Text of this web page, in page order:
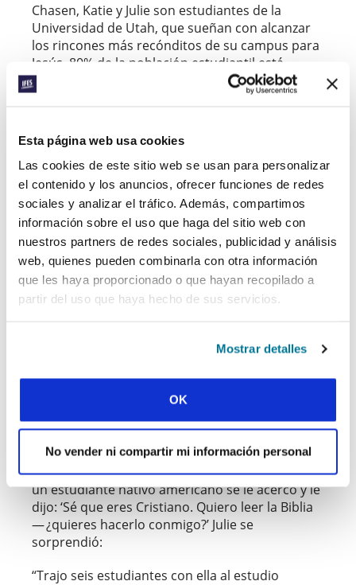
Esta página web usa cookies
Las cookies de este sitio web se usan para personalizar
el contenido y los anuncios, ofrecer funciones de redes
sociales y analizar el tráfico. Además, compartimos
información sobre el uso que haga del sitio web con
nuestros partners de redes sociales, publicidad y análisis
web, quienes pueden combinarla con otra información
que les haya proporcionado o que hayan recopilado a
partir del uso que haya hecho de sus servicios.
Mostrar detalles
OK
No vender ni compartir mi información personal
Chasen, Katie y Julie son estudiantes de la
Universidad de Utah, que sueñan con alcanzar
los rincones más recónditos de su campus para
Jesús. 80% de la población estudiantil está
compuesta por Mormones, el resto son ateos.
Es un terreno duro.
Chasen, un licenciado de Filosofía, y el único
cristiano de su curso, ha estado alcanzado a sus
compañeros de clase ateos y agnósticos. Hace
poco mantuvo un debate con un ateo ante 400
personas, y también ha tenido la oportunidad
de abrir la Biblia con sus amigos.“Cada vez veo
más el amor que Dios tiene por los ateos”,
comparte. “Estaba debatiendo con otro ateo y
me preguntó ‘¿Por qué me sigues hablando de
El corazón de Julie le impulsa a alcanzar a los
estudiantes nativos en el campus. Durante
con estudiar la Biblia con ellos. Pero no estaban
interesados. Sorprendentemente, tras dos años,
un estudiante nativo americano se le acercó y le
dijo: ‘Sé que eres Cristiano. Quiero leer la Biblia
— ¿quieres hacerlo conmigo?’ Julie se
sorprendió:
“Trajo seis estudiantes con ella al estudio